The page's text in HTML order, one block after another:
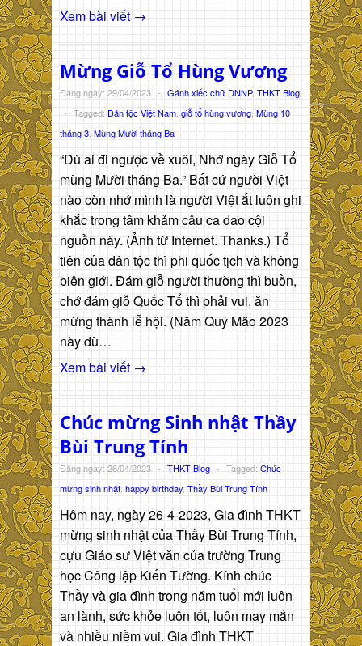
Xem bài viết →
Mừng Giỗ Tổ Hùng Vương
Đăng ngày: 29/04/2023 - Gánh xiếc chữ DNNP, THKT Blog
- Tagged: Dân tộc Việt Nam, giỗ tổ hùng vương, Mùng 10
tháng 3 Mùng Mười tháng Ba
“Dù ai đi ngược về xuôi, Nhớ ngày Giỗ Tổ
mùng Mười tháng Ba.” Bất cứ người Việt
nào còn nhớ mình là người Việt ắt luôn ghi
khắc trong tâm khảm câu ca dao cội
nguồn này. (Ảnh từ Internet. Thanks.) Tổ
tiên của dân tộc thì phi quốc tịch và không
biên giới. Đám giỗ người thường thì buồn,
chớ đám giỗ Quốc Tổ thì phải vui, ăn
mừng thành lễ hội. (Năm Quý Mão 2023
này dù…
Xem bài viết →
Chúc mừng Sinh nhật Thầy
Bùi Trung Tính
Đăng ngày: 26/04/2023 - THKT Blog - Tagged: Chúc
mừng sinh nhật happy birthday, Thầy Bùi Trung Tính
Hôm nay, ngày 26-4-2023, Gia đình THKT
mừng sinh nhật của Thầy Bùi Trung Tính,
cựu Giáo sư Việt văn của trường Trung
học Công lập Kiến Tường. Kính chúc
Thầy và gia đình trong năm tuổi mới luôn
an lành, sức khỏe luôn tốt, luôn may mắn
và nhiều niềm vui. Gia đình THKT